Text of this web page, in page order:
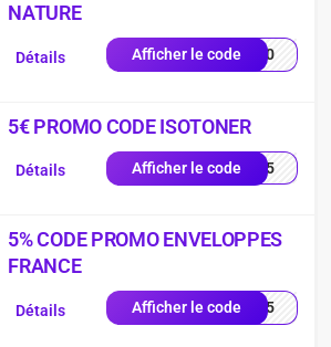
NATURE
Afficher le codeEU20
Détails
5€ PROMO CODE ISOTONER
Afficher le code2605
Détails
5% CODE PROMO ENVELOPPES
FRANCE
Afficher le codeRST5
Détails